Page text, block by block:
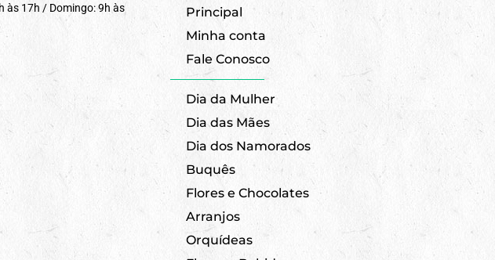
às 17h / Domingo: 9h às
Principal
Minha conta
Fale Conosco
Dia da Mulher
Dia das Mães
Dia dos Namorados
Buquês
Flores e Chocolates
Arranjos
Orquídeas